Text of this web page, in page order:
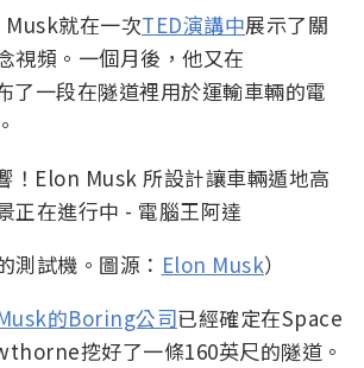
就在一次TED演講中展示了關
視頻。一個月後，他又在
了一段在隧道裡用於運輸車輛的電
測試機。圖源： Elon Musk）
的Boring公司已經確定在Space
挖好了一條160英尺的隧道。